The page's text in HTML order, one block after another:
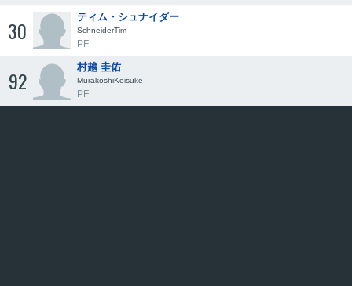
30 ティム・シュナイダー
SchneiderTim
PF
92 村越 圭佑
MurakoshiKeisuke
PF